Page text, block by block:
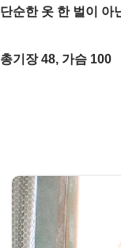
단순한 옷 한 벌이 아
총기장 48, 가슴 100